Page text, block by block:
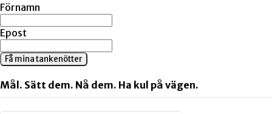
Förnamn
Epost
Få mina tankenötter
Mål. Sätt dem. Nå dem. Ha kul på vägen.